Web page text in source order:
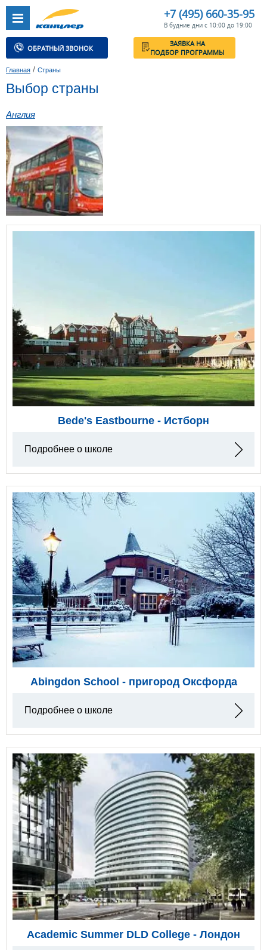
+7 (495) 660-35-95
В будние дни с 10:00 до 19:00
ОБРАТНЫЙ ЗВОНОК
ЗАЯВКА НА
ПОДБОР ПРОГРАММЫ
Главная / Страны
Выбор страны
Англия
Bede's Eastbourne - Истборн
Подробнее о школе
Abingdon School - пригород Оксфорда
Подробнее о школе
Academic Summer DLD College - Лондон